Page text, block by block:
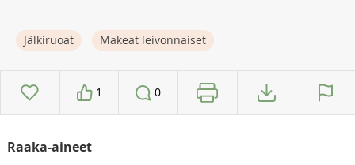
Jälkiruoat Makeat leivonnaiset
1 0
Raaka-aineet